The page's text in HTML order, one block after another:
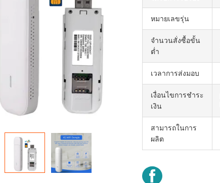
หมายเลขรุ่น
จำนวนสั่งซื้อขั้น
ต่ำ
เวลาการส่งมอบ
เงื่อนไขการชำระ
เงิน
สามารถในการ
ผลิต